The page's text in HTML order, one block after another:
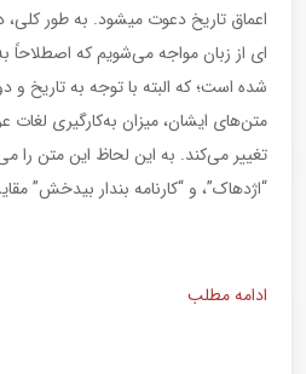
ای از زبان مواجه می‌شویم که اصطلاحاً
شده است؛ که البته با توجه به تاریخ و
متن‌های ایشان، میزان به‌کارگیری لغات
تغییر می‌کند. به این لحاظ این متن را
“اژدهاک”، و “کارنامه بندار بیدخش”
ادامه مطلب